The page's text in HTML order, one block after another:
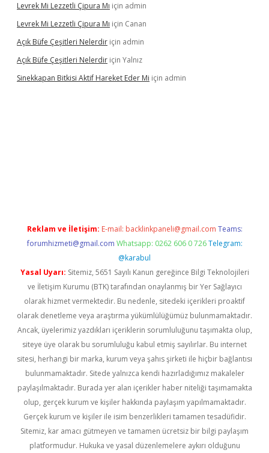
Levrek Mi Lezzetli Çipura Mı için admin
Levrek Mi Lezzetli Çipura Mı için Canan
Açık Büfe Çeşitleri Nelerdir için admin
Açık Büfe Çeşitleri Nelerdir için Yalnız
Sinekkapan Bitkisi Aktif Hareket Eder Mi için admin
Reklam ve İletişim: E-mail: backlinkpaneli@gmail.com Teams:
forumhizmeti@gmail.com Whatsapp: 0262 606 0 726 Telegram:
@karabul
Yasal Uyarı: Sitemiz, 5651 Sayılı Kanun gereğince Bilgi Teknolojileri
ve İletişim Kurumu (BTK) tarafından onaylanmış bir Yer Sağlayıcı
olarak hizmet vermektedir. Bu nedenle, sitedeki içerikleri proaktif
olarak denetleme veya araştırma yükümlülüğümüz bulunmamaktadır.
Ancak, üyelerimiz yazdıkları içeriklerin sorumluluğunu taşımakta olup,
siteye üye olarak bu sorumluluğu kabul etmiş sayılırlar. Bu internet
sitesi, herhangi bir marka, kurum veya şahıs şirketi ile hiçbir bağlantısı
bulunmamaktadır. Sitede yalnızca kendi hazırladığımız makaleler
paylaşılmaktadır. Burada yer alan içerikler haber niteliği taşımamakta
olup, gerçek kurum ve kişiler hakkında paylaşım yapılmamaktadır.
Gerçek kurum ve kişiler ile isim benzerlikleri tamamen tesadüfidir.
Sitemiz, kar amacı gütmeyen ve tamamen ücretsiz bir bilgi paylaşım
platformudur. Hukuka ve yasal düzenlemelere aykırı olduğunu